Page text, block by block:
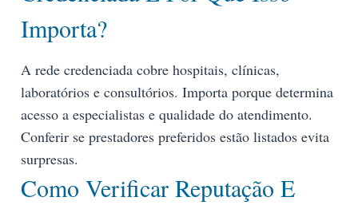
Importa?
A rede credenciada cobre hospitais, clínicas,
laboratórios e consultórios. Importa porque determina
acesso a especialistas e qualidade do atendimento.
Conferir se prestadores preferidos estão listados evita
surpresas.
Como Verificar Reputação E